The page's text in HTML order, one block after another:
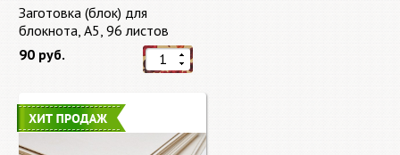
Заготовка (блок) для
блокнота, А5, 96 листов
90 руб.